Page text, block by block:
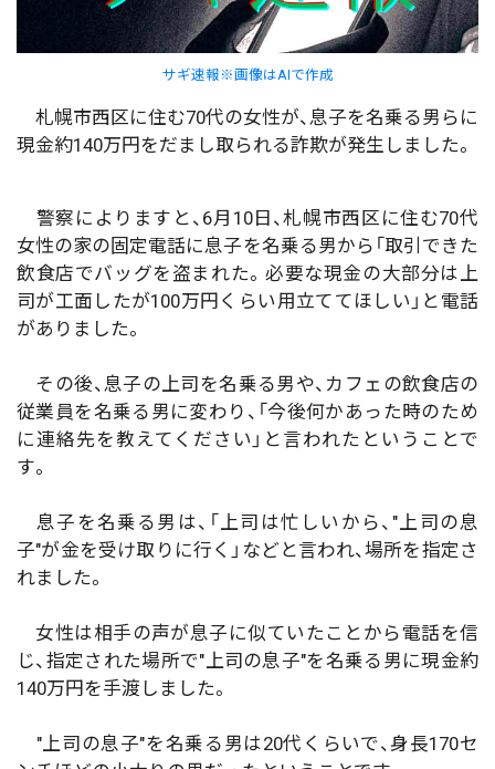
サギ速報※画像はAIで作成
札幌市西区に住む70代の女性が、息子を名乗る男らに
現金約140万円をだまし取られる詐欺が発生しました。
警察によりますと、6月10日、札幌市西区に住む70代
女性の家の固定電話に息子を名乗る男から「取引できた
飲食店でバッグを盗まれた。必要な現金の大部分は上
司が工面したが100万円くらい用立ててほしい」と電話
がありました。
その後、息子の上司を名乗る男や、カフェの飲食店の
従業員を名乗る男に変わり、「今後何かあった時のため
に連絡先を教えてください」と言われたということで
す。
息子を名乗る男は、「上司は忙しいから、"上司の息
子"が金を受け取りに行く」などと言われ、場所を指定さ
れました。
女性は相手の声が息子に似ていたことから電話を信
じ、指定された場所で"上司の息子"を名乗る男に現金約
140万円を手渡しました。
"上司の息子"を名乗る男は20代くらいで、身長170セ